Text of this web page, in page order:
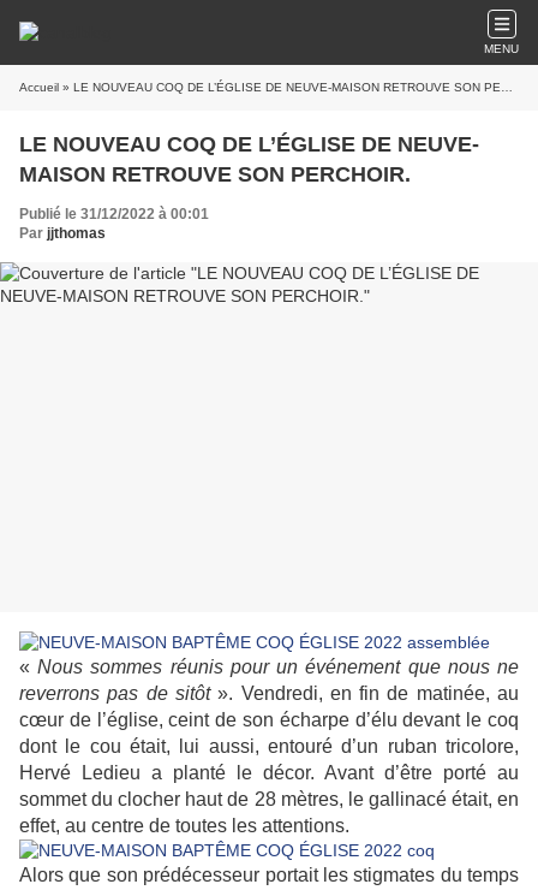
MENU
Accueil » LE NOUVEAU COQ DE L’ÉGLISE DE NEUVE-MAISON RETROUVE SON PERCHOIR.
LE NOUVEAU COQ DE L’ÉGLISE DE NEUVE-
MAISON RETROUVE SON PERCHOIR.
Publié le 31/12/2022 à 00:01
Par jjthomas
«Nous sommes réunis pour un événement que nous ne
reverrons pas de sitôt». Vendredi, en fin de matinée, au
cœur de l’église, ceint de son écharpe d’élu devant le coq
dont le cou était, lui aussi, entouré d’un ruban tricolore,
Hervé Ledieu a planté le décor. Avant d’être porté au
sommet du clocher haut de 28 mètres, le gallinacé était, en
effet, au centre de toutes les attentions.
Alors que son prédécesseur portait les stigmates du temps